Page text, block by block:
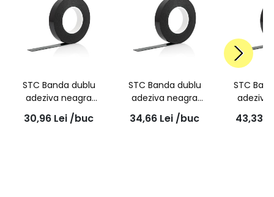
STC Banda dublu
adeziva neagra
9mmx10m
30,96 Lei /buc
STC Banda dublu
adeziva neagra
12mmx10m
34,66 Lei /buc
STC
adeziva
43,33